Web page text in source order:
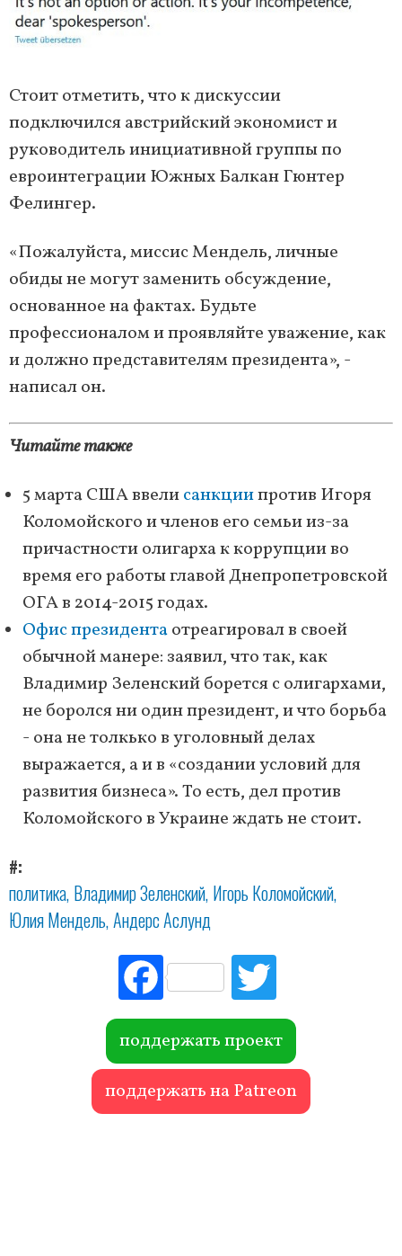
Стоит отметить, что к дискуссии
подключился австрийский экономист и
руководитель инициативной группы по
евроинтеграции Южных Балкан Гюнтер
Фелингер.
«Пожалуйста, миссис Мендель, личные
обиды не могут заменить обсуждение,
основанное на фактах. Будьте
профессионалом и проявляйте уважение, как
и должно представителям президента», -
написал он.
Читайте также
5 марта США ввелисанкциипротив Игоря
Коломойского и членов его семьи из-за
причастности олигарха к коррупции во
время его работы главой Днепропетровской
ОГА в 2014-2015 годах.
Офис президентаотреагировал в своей
обычной манере: заявил, что так, как
Владимир Зеленский борется с олигархами,
не боролся ни один президент, и что борьба
- она не толкько в уголовный делах
выражается, а и в «создании условий для
развития бизнеса». То есть, дел против
Коломойского в Украине ждать не стоит.
#
политика Владимир Зеленский Игорь Коломойский
Юлия Мендель Андерс Аслунд
Fac
ebo
ok r
поддержать проект
поддержать на Patreon